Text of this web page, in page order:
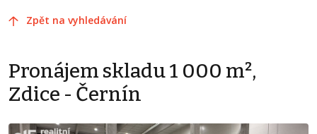
Zpět na vyhledávání
Pronájem skladu 1 000 m²,
Zdice - Černín